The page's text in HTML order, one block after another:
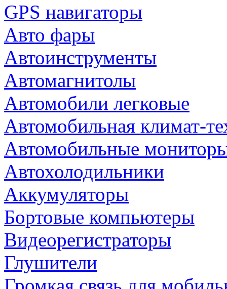
GPS навигаторы
Авто фары
Автоинструменты
Автомагнитолы
Автомобили легковые
Автомобильная климат-
Автомобильные
Автохолодильники
Аккумуляторы
Бортовые компьютеры
Видеорегистраторы
Глушители